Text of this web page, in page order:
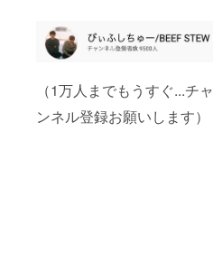
（1万人までもうすぐ...チャ
ンネル登録お願いします）